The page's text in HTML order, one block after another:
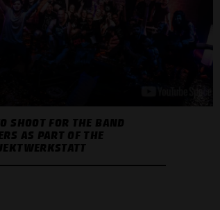
SHOOT FOR THE BAND
AS PART OF THE